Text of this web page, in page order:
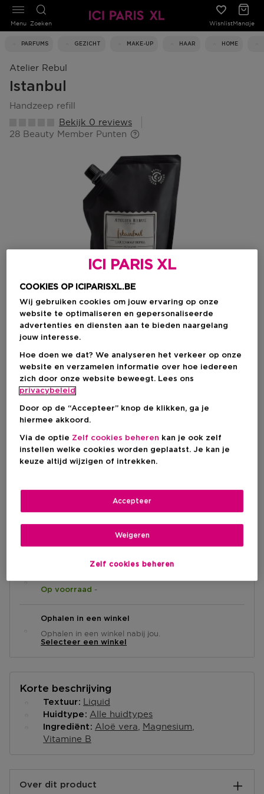
Zoeken WishlistMandje
PARFUMS GEZICHT MAKE-UP HAAR HOME
Menu
Atelier Rebul
Istanbul
handzeep refill
Bekijk 0 reviews
28 Beauty Member Punten
Kies je formaat
500 ML
500 ML
€ 28,00
€ 28,00
Op voorraad -
Ophalen in een winkel
Ophalen in een winkel nabij jou.
Selecteer een winkel
Korte beschrijving
Textuur Liquid
Huidtype Alle huidtypes
Ingrediënt Aloë vera Magnesium
Vitamine B
Over dit product
ICI PARIS XL
COOKIES OP ICIPARISXL.BE
Wij gebruiken cookies om jouw ervaring op onze
website te optimaliseren en gepersonaliseerde
advertenties en diensten aan te bieden naargelang
jouw interesse.
Hoe doen we dat? We analyseren het verkeer op onze
website en verzamelen informatie over hoe iedereen
zich door onze website beweegt. Lees ons
privacybeleid
Door op de “Accepteer” knop de klikken, ga je
hiermee akkoord.
Via de optie Zelf cookies beheren kan je ook zelf
instellen welke cookies worden geplaatst. Je kan je
keuze altijd wijzigen of intrekken.
Zelf cookies beheren
Weigeren
Accepteer